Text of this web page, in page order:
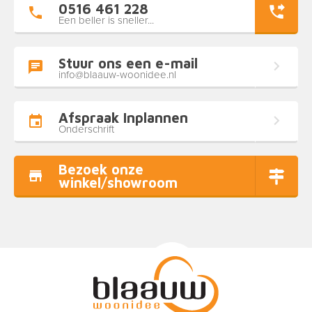
0516 461 228
Een beller is sneller...
Stuur ons een e-mail
info@blaauw-woonidee.nl
Afspraak Inplannen
Onderschrift
Bezoek onze
winkel/showroom